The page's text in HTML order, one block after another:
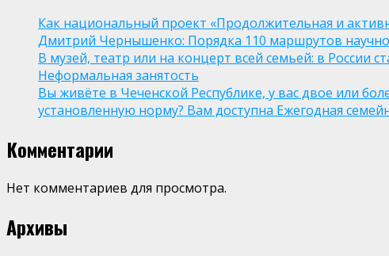
Как национальный проект «Продолжительная и
Дмитрий Чернышенко: Порядка 110 маршрутов
В музей, театр или на концерт всей семьей: в России
Неформальная занятость
Вы живёте в Чеченской Республике, у вас двое или
установленную норму? Вам доступна Ежегодная
Комментарии
Нет комментариев для просмотра.
Архивы